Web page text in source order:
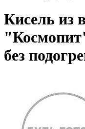
Кисель из
без